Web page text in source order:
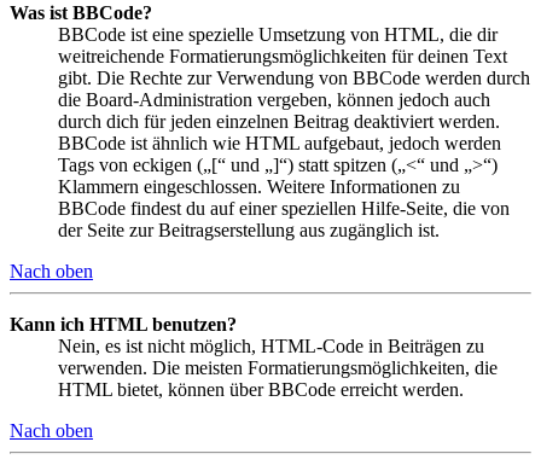
Was ist BBCode?
BBCode ist eine spezielle Umsetzung von HTML, die dir
weitreichende Formatierungsmöglichkeiten für deinen Text
gibt. Die Rechte zur Verwendung von BBCode werden durch
die Board-Administration vergeben, können jedoch auch
durch dich für jeden einzelnen Beitrag deaktiviert werden.
BBCode ist ähnlich wie HTML aufgebaut, jedoch werden
Tags von eckigen („[“ und „]“) statt spitzen („<“ und „>“)
Klammern eingeschlossen. Weitere Informationen zu
BBCode findest du auf einer speziellen Hilfe-Seite, die von
der Seite zur Beitragserstellung aus zugänglich ist.
Nach oben
Kann ich HTML benutzen?
Nein, es ist nicht möglich, HTML-Code in Beiträgen zu
verwenden. Die meisten Formatierungsmöglichkeiten, die
HTML bietet, können über BBCode erreicht werden.
Nach oben